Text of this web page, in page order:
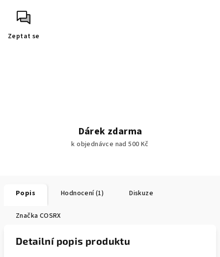
Zeptat se
Dárek zdarma
k objednávce nad 500 Kč
Popis Hodnocení (1) Diskuze
Značka COSRX
Detailní popis produktu